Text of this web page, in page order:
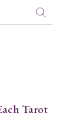
Tarot